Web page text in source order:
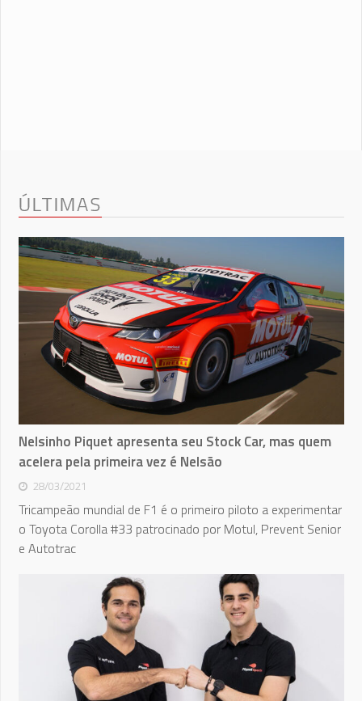
ÚLTIMAS
Nelsinho Piquet apresenta seu Stock Car, mas quem
acelera pela primeira vez é Nelsão
28/03/2021
Tricampeão mundial de F1 é o primeiro piloto a experimentar
o Toyota Corolla #33 patrocinado por Motul, Prevent Senior
e Autotrac